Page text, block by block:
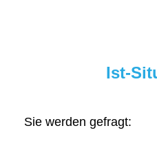
Ist-
Sie werden gefragt: